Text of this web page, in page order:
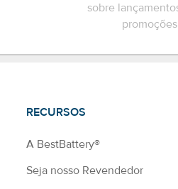
sobre
RECURSOS
A BestBattery®
Seja nosso Revendedor